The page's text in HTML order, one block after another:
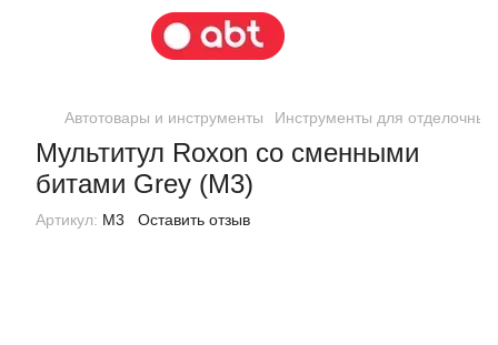
Автотовары и инструменты Инструменты для отделочных
Мультитул Roxon со сменными
битами Grey (M3)
Артикул: M3 Оставить отзыв